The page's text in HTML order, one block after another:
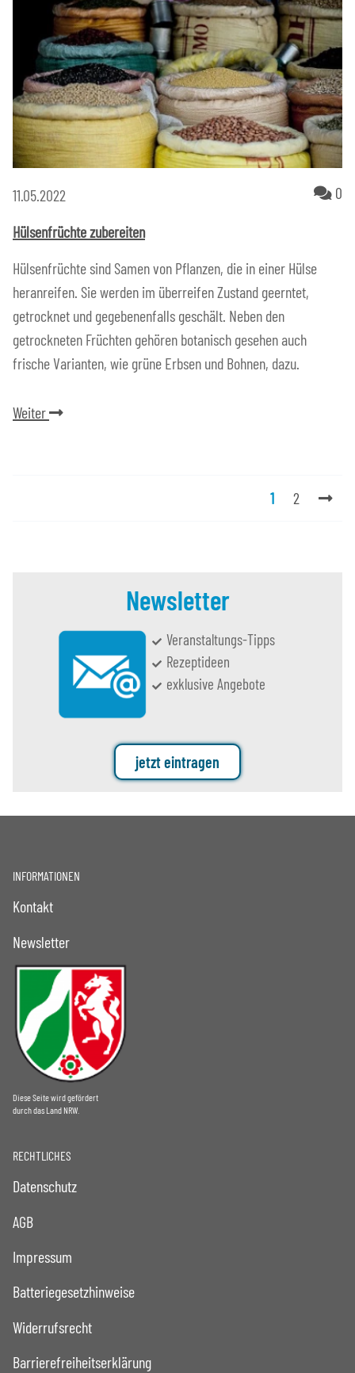
11.05.2022 0
Hülsenfrüchte zubereiten
Hülsenfrüchte sind Samen von Pflanzen, die in einer Hülse
heranreifen. Sie werden im überreifen Zustand geerntet,
getrocknet und gegebenenfalls geschält. Neben den
getrockneten Früchten gehören botanisch gesehen auch
frische Varianten, wie grüne Erbsen und Bohnen, dazu.
Weiter
1 2
Newsletter
Veranstaltungs-Tipps
Rezeptideen
exklusive Angebote
jetzt eintragen
INFORMATIONEN
Kontakt
Newsletter
Diese Seite wird gefördert
durch das Land NRW.
RECHTLICHES
Datenschutz
AGB
Impressum
Batteriegesetzhinweise
Widerrufsrecht
Barrierefreiheitserklärung